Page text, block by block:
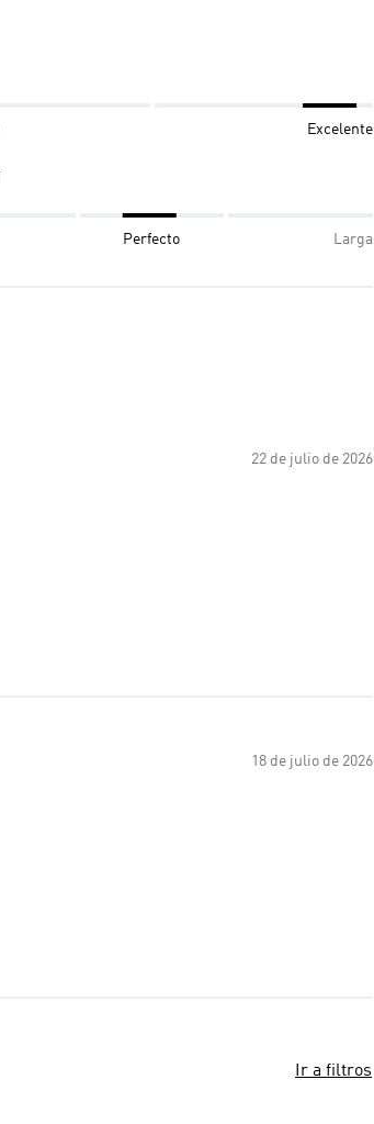
Excelente
Perfecto Larga
22 de julio de 2026
18 de julio de 2026
Ir a filtros